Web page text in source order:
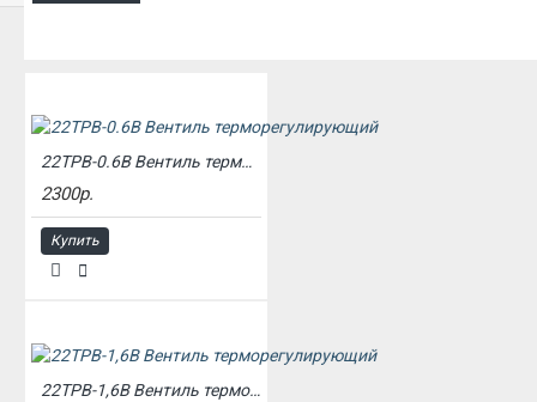
22ТРВ-0.6В Вентиль терморегулирующий
2300р.
Купить
22ТРВ-1,6В Вентиль терморегулирующий